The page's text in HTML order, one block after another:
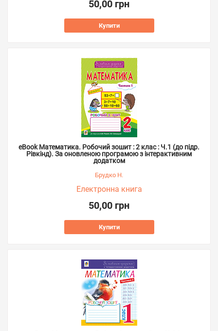
50,00 грн
Купити
eBook Математика. Робочий зошит : 2 клас : Ч.1 (до підр.
Рівкінд). За оновленою програмою з інтерактивним
додатком
Брудко Н.
Електронна книга
50,00 грн
Купити